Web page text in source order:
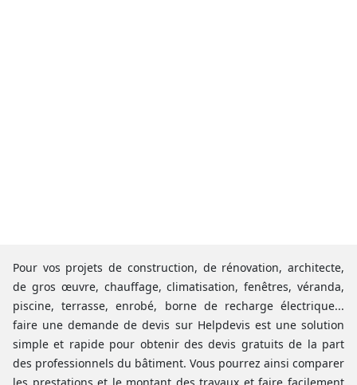
Pour vos projets de construction, de rénovation, architecte,
de gros œuvre, chauffage, climatisation, fenêtres, véranda,
piscine, terrasse, enrobé, borne de recharge électrique...
faire une demande de devis sur Helpdevis est une solution
simple et rapide pour obtenir des devis gratuits de la part
des professionnels du bâtiment. Vous pourrez ainsi comparer
les prestations et le montant des travaux et faire facilement